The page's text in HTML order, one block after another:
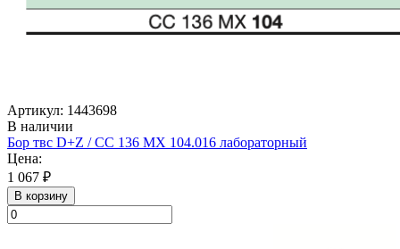
Артикул: 1443698
В наличии
Бор твс D+Z / CC 136 MX 104.016 лабораторный
Цена:
1 067 ₽
В корзину